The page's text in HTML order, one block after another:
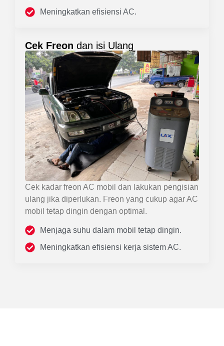
Meningkatkan efisiensi AC.
Cek Freon dan isi Ulang
Cek kadar freon AC mobil dan lakukan pengisian
ulang jika diperlukan. Freon yang cukup agar AC
mobil tetap dingin dengan optimal.
Menjaga suhu dalam mobil tetap dingin.
Meningkatkan efisiensi kerja sistem AC.